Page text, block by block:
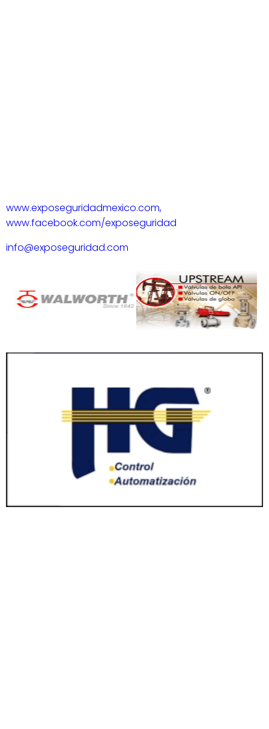
www.exposeguridadmexico.com,
www.facebook.com/exposeguridad
info@exposeguridad.com